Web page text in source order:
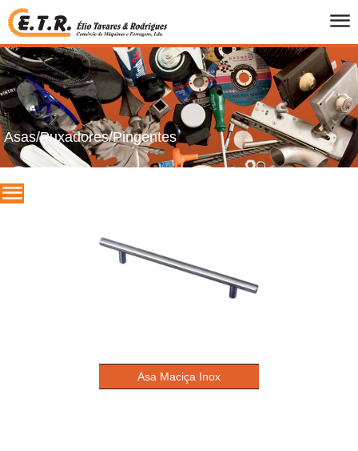
INICIO
QUEM SOMOS
PRODUTOS
FOLHETOS
PROMOCOES
CONTACTOS
Asas/Puxadores/Pingentes
Asa Maciça Inox